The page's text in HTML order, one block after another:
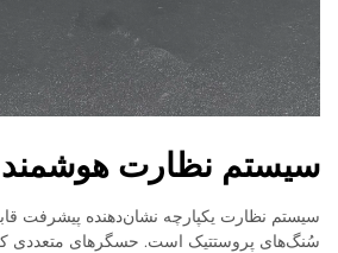
سیستم نظارت هوشمند
سیستم نظارت یکپارچه نشان‌دهنده پیشرفت
سُنگ‌های پروستتیک است. حسگرهای متعددی